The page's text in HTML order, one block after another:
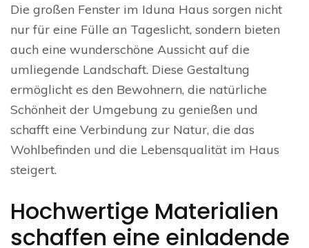
Die großen Fenster im Iduna Haus sorgen nicht
nur für eine Fülle an Tageslicht, sondern bieten
auch eine wunderschöne Aussicht auf die
umliegende Landschaft. Diese Gestaltung
ermöglicht es den Bewohnern, die natürliche
Schönheit der Umgebung zu genießen und
schafft eine Verbindung zur Natur, die das
Wohlbefinden und die Lebensqualität im Haus
steigert.
Hochwertige Materialien
schaffen eine einladende